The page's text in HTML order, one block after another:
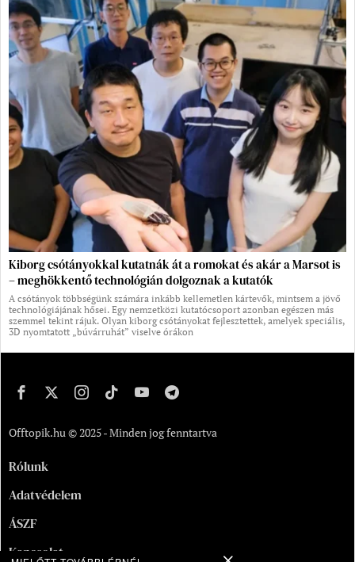
Kiborg csótányokkal kutatnák át a romokat és akár a Marsot is
– meghökkentő technológián dolgoznak a kutatók
A csótányok többségünk számára inkább kellemetlen kártevők, mintsem a jövő
technológiájának hősei. Egy nemzetközi kutatócsoport azonban egészen más
szemmel tekint rájuk. Olyan kiborg csótányokat fejlesztettek, amelyek speciális,
3D nyomtatott „búvárruhát” viselve órákon
Offtopik.hu © 2025 - Minden jog fenntartva
Rólunk
Adatvédelem
ÁSZF
Kapcsolat